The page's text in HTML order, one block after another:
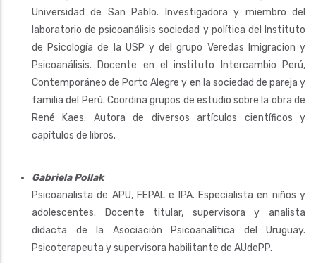
Universidad de San Pablo. Investigadora y miembro del
laboratorio de psicoanálisis sociedad y política del Instituto
de Psicología de la USP y del grupo Veredas Imigracion y
Psicoanálisis. Docente en el instituto Intercambio Perú,
Contemporáneo de Porto Alegre y en la sociedad de pareja y
familia del Perú. Coordina grupos de estudio sobre la obra de
René Kaes. Autora de diversos artículos científicos y
capítulos de libros.
Gabriela Pollak
Psicoanalista de APU, FEPAL e IPA. Especialista en niños y
adolescentes. Docente titular, supervisora y analista
didacta de la Asociación Psicoanalítica del Uruguay.
Psicoterapeuta y supervisora habilitante de AUdePP.